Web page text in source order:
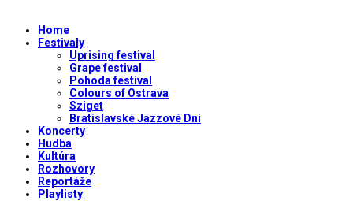
Home
Festivaly
Uprising festival
Grape festival
Pohoda festival
Colours of Ostrava
Sziget
Bratislavské Jazzové Dni
Koncerty
Hudba
Kultúra
Rozhovory
Reportáže
Playlisty